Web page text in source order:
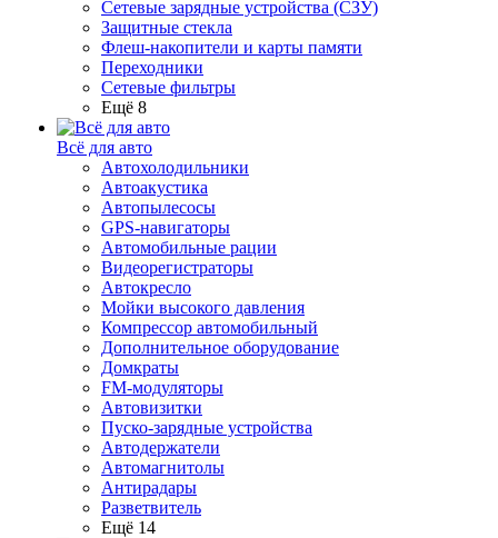
Сетевые зарядные устройства (СЗУ)
Защитные стекла
Флеш-накопители и карты памяти
Переходники
Сетевые фильтры
Ещё 8
Всё для авто
Автохолодильники
Автоакустика
Автопылесосы
GPS-навигаторы
Автомобильные рации
Видеорегистраторы
Автокресло
Мойки высокого давления
Компрессор автомобильный
Дополнительное оборудование
Домкраты
FM-модуляторы
Автовизитки
Пуско-зарядные устройства
Автодержатели
Автомагнитолы
Антирадары
Разветвитель
Ещё 14